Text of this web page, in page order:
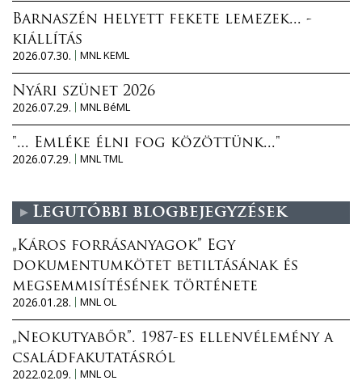
Barnaszén helyett fekete lemezek... -
kiállítás
2026.07.30.
MNL KEML
Nyári szünet 2026
2026.07.29.
MNL BéML
"... Emléke élni fog közöttünk..."
2026.07.29.
MNL TML
Legutóbbi blogbejegyzések
„Káros forrásanyagok” Egy
dokumentumkötet betiltásának és
megsemmisítésének története
2026.01.28.
MNL OL
„Neokutyabőr”. 1987-es ellenvélemény a
családfakutatásról
2022.02.09.
MNL OL